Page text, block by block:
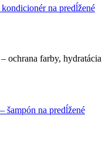
na predĺžené
ochrana farby, hydratácia